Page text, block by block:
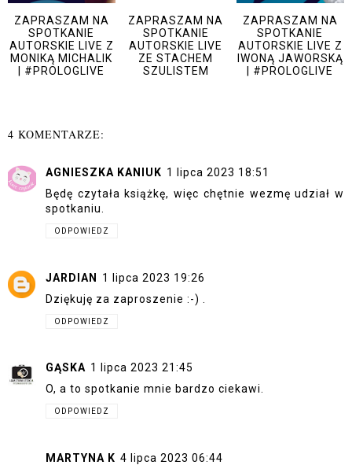
ZAPRASZAM NA
SPOTKANIE
AUTORSKIE LIVE Z
MONIKĄ MICHALIK
| #PROLOGLIVE
ZAPRASZAM NA
SPOTKANIE
AUTORSKIE LIVE
ZE STACHEM
SZULISTEM
ZAPRASZAM NA
SPOTKANIE
AUTORSKIE LIVE Z
IWONĄ JAWORSKĄ
| #PROLOGLIVE
4 KOMENTARZE:
AGNIESZKA KANIUK 1 lipca 2023 18:51
Będę czytała książkę, więc chętnie wezmę udział w
spotkaniu.
ODPOWIEDZ
JARDIAN
1 lipca 2023 19:26
Dziękuję za zaproszenie :-) .
ODPOWIEDZ
GĄSKA 1 lipca 2023 21:45
O, a to spotkanie mnie bardzo ciekawi.
ODPOWIEDZ
MARTYNA K 4 lipca 2023 06:44